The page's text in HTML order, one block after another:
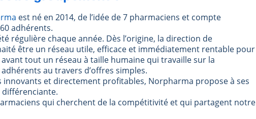
est né en 2014, de l’idée de 7 pharmaciens et compte
adhérents.
régulière chaque année. Dès l’origine, la direction de
être un réseau utile, efficace et immédiatement rentable pour
avant tout un réseau à taille humaine qui travaille sur la
au travers d’offres simples.
innovants et directement profitables, Norpharma propose à ses
qui cherchent de la compétitivité et qui partagent notre